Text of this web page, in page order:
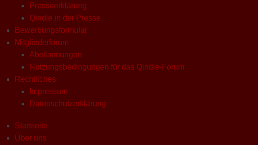
Presseerklärung
Qindie in der Presse
Bewerbungsformular
Mitgliederforum
Abstimmungen
Nutzungsbedingungen für das Qindie-Forum
Rechtliches
Impressum
Datenschutzerklärung
Startseite
Über uns